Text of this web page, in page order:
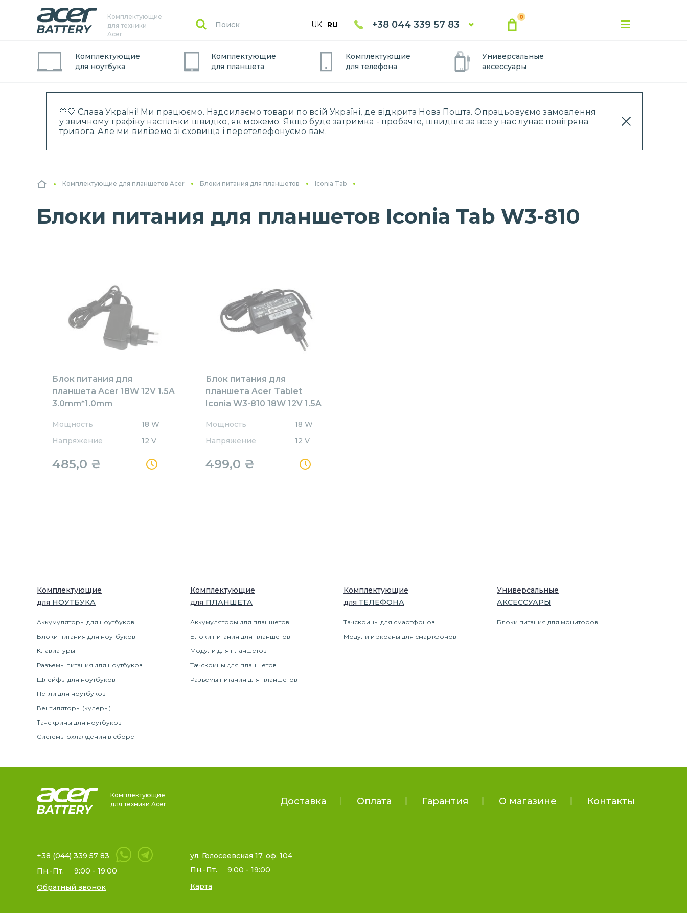
💙💛 Слава УкраЇні! Ми працюємо. Надсилаємо товари по всій Україні, де відкрита Нова Пошта. Опрацьовуємо замовлення
у звичному графіку настільки швидко, як можемо. Якщо буде затримка - пробачте, швидше за все у нас лунає повітряна
тривога. Але ми виліземо зі сховища і перетелефонуємо вам.
Комплектующие
для техники
Acer
UK RU +38 044 339 57 83
0
Комплектующие
для ноутбука
Комплектующие
для планшета
Комплектующие
для телефона
Универсальные
аксессуары
Комплектующие для планшетов Acer Блоки питания для планшетов Iconia Tab
Блоки питания для планшетов Iconia Tab W3-810
Блок питания для
планшета Acer 18W 12V 1.5A
3.0mm*1.0mm
Мощность
18 W
Напряжение
12 V
485,0 ₴
Блок питания для
планшета Acer Tablet
Iconia W3-810 18W 12V 1.5A
Travel Charger
Мощность
18 W
Напряжение
12 V
499,0 ₴
Комплектующие
для НОУТБУКА
Аккумуляторы для ноутбуков
Блоки питания для ноутбуков
Клавиатуры
Разъемы питания для ноутбуков
Шлейфы для ноутбуков
Петли для ноутбуков
Вентиляторы (кулеры)
Тачскрины для ноутбуков
Системы охлаждения в сборе
Комплектующие
для ПЛАНШЕТА
Аккумуляторы для планшетов
Блоки питания для планшетов
Модули для планшетов
Тачскрины для планшетов
Разъемы питания для планшетов
Комплектующие
для ТЕЛЕФОНА
Тачскрины для смартфонов
Модули и экраны для смартфонов
Универсальные
АКСЕССУАРЫ
Блоки питания для мониторов
Комплектующие
для техники Acer
Доставка Оплата Гарантия О магазине Контакты
+38 (044) 339 57 83
Пн.-Пт.
9:00 - 19:00
Обратный звонок
ул. Голосеевская 17, оф. 104
Пн.-Пт.
9:00 - 19:00
Карта